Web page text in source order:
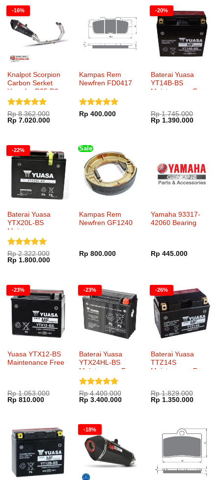
-16%
Knalpot Scorpion
Carbon Serket
Yamaha R25 R3
Full System
Dinilai5
dari 5
Rp8.362.000
Harga
aslinya
Rp 7.020.000Harga
Rp 7.020.000.
Kampas Rem
Newfren FD0417
Dinilai 5
Rp 400.000
-20%
Baterai Yuasa
YT14B-BS
Maintenance Free
Rp1.745.000
Harga
aslinya
Rp 1.390.000Harga
-22%
Baterai Yuasa
YTX20L-BS
Maintenance
Dinilai5
dari 5
Rp2.322.000
Harga
aslinya
Rp 1.800.000Harga
Rp 1.800.000.
Sale
Kampas Rem
Newfren GF1240
Rp 800.000
Yamaha 93317-
42060 Bearing
Rp 445.000
-23%
Yuasa YTX12-BS
Maintenance Free
Rp1.053.000
Harga
aslinya
Rp 810.000Harga
Rp 810.000.
-23%
Baterai Yuasa
YTX24HL-BS
Maintenance Free
Dinilai5
dari 5
Rp4.400.000
Harga
aslinya
Rp 3.400.000Harga
-26%
Baterai Yuasa
TTZ14S
Maintenance Free
Rp1.829.000
Harga
aslinya
Rp 1.350.000Harga
-18%